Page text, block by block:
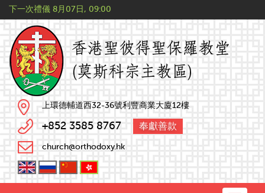
下一次禮儀 8月07日, 09:00
上環德輔道西32-36號利豐商業大廈12樓
+852 3585 8767 奉獻善款
church@orthodoxy.hk